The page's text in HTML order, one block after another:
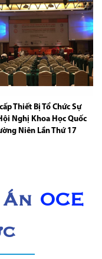
Thiết Bị Tổ Chức Sự
Nghị Khoa Học Quốc
Niên Lần Thứ 17
Án OCE